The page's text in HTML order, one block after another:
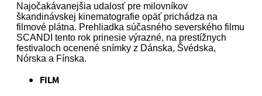
Najočakávanejšia udalosť pre milovníkov
škandinávskej kinematografie opäť prichádza na
filmové plátna. Prehliadka súčasného severského filmu
SCANDI tento rok prinesie výrazné, na prestížnych
festivaloch ocenené snímky z Dánska, Švédska,
Nórska a Fínska.
FILM